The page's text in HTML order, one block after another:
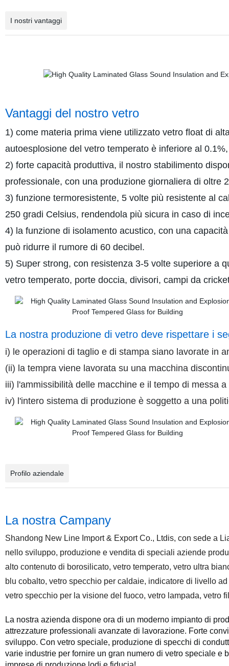
I nostri vantaggi
Vantaggi del nostro vetro
1) come materia prima viene utilizzato vetro float di
autoesplosione del vetro temperato è inferiore al
2) forte capacità produttiva, il nostro stabilimento
professionale, con una produzione giornaliera di oltre
3) funzione termoresistente, 5 volte più resistente al
250 gradi Celsius, rendendola più sicura in caso di
4) la funzione di isolamento acustico, con una
può ridurre il rumore di 60 decibel.
5) Super strong, con resistenza 3-5 volte superiore a
vetro temperato, porte doccia, divisori, campi da
La nostra produzione di vetro deve rispettare i
i) le operazioni di taglio e di stampa siano lavorate in
(ii) la tempra viene lavorata su una macchina
iii) l'ammissibilità delle macchine e il tempo di messa
iv) l'intero sistema di produzione è soggetto a una
Profilo aziendale
La nostra Campany
Shandong New Line Import & Export Co., Ltdis, con sede a
nello sviluppo, produzione e vendita di speciali aziende
alto contenuto di borosilicato, vetro temperato, vetro ultra
blu cobalto, vetro specchio per caldaie, indicatore di livello
vetro specchio per la visione del fuoco, vetro lampada, vetro
La nostra azienda dispone ora di un moderno impianto di
attrezzature professionali avanzate di lavorazione. Forte
sviluppo. Con vetro speciale, produzione di specchi di
varie industrie per fornire un gran numero di vetro speciale